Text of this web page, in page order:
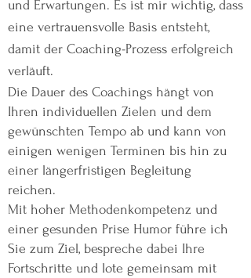
und Erwartungen. Es ist mir wichtig, dass
eine vertrauensvolle Basis entsteht,
damit der Coaching-Prozess erfolgreich
verläuft.
Die Dauer des Coachings hängt von
Ihren individuellen Zielen und dem
gewünschten Tempo ab und kann von
einigen wenigen Terminen bis hin zu
einer längerfristigen Begleitung
reichen.
Mit hoher Methodenkompetenz und
einer gesunden Prise Humor führe ich
Sie zum Ziel, bespreche dabei Ihre
Fortschritte und lote gemeinsam mit